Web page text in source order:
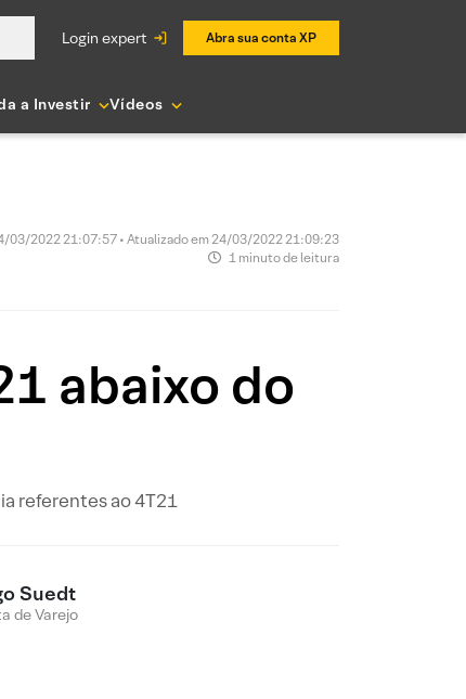
login expert Abra sua conta XP
a Investir Vídeos
03/2022 21:07:57 • Atualizado em 24/03/2022 21:09:23
1 minuto de leitura
abaixo do
referentes ao 4T21
Suedt
de Varejo